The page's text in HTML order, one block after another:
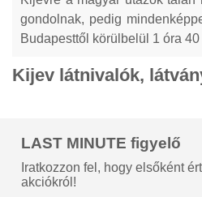
gondolnak, pedig
Budapesttől körülbelül 1 óra
Kijev látnivalók,
LAST MINUTE figyelő
Iratkozzon fel, hogy elsőként
akciókról!